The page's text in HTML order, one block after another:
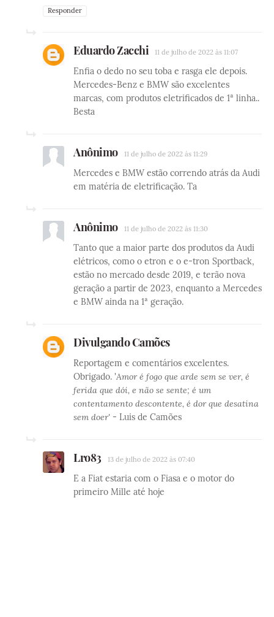
Responder
Eduardo Zacchi 11 de julho de 2022 às 11:07
Enfia o dedo no seu toba e rasga ele depois.
Mercedes-Benz e BMW são excelentes
marcas, com produtos eletrificados de 1ª linha..
Besta
Anônimo 11 de julho de 2022 às 11:29
Mercedes e BMW estão correndo atrás da Audi
em matéria de eletrificação. Ta
Anônimo 11 de julho de 2022 às 11:30
Tanto que a maior parte dos produtos da Audi
elétricos, como o etron e o e-tron Sportback,
estão no mercado desde 2019, e terão nova
geração a partir de 2023, enquanto a Mercedes
e BMW ainda na 1ª geração.
Divulgando Camões
Reportagem e comentários excelentes.
Obrigado. 'Amor é fogo que arde sem se ver, é
ferida que dói, e não se sente; é um
contentamento descontente, é dor que desatina
sem doer' - Luis de Camões
Lro83 13 de julho de 2022 às 07:40
E a Fiat estaria com o Fiasa e o motor do
primeiro Mille até hoje